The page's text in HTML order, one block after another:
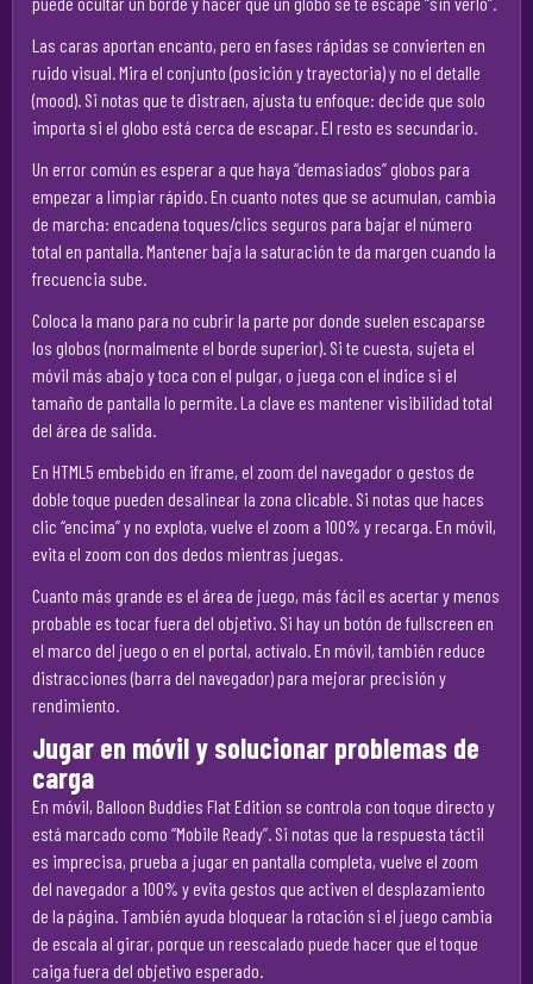
Las caras aportan encanto, pero en fases rápidas se convierten en
ruido visual. Mira el conjunto (posición y trayectoria) y no el detalle
(mood). Si notas que te distraen, ajusta tu enfoque: decide que solo
importa si el globo está cerca de escapar. El resto es secundario.
Un error común es esperar a que haya “demasiados” globos para
empezar a limpiar rápido. En cuanto notes que se acumulan, cambia
de marcha: encadena toques/clics seguros para bajar el número
total en pantalla. Mantener baja la saturación te da margen cuando la
frecuencia sube.
Coloca la mano para no cubrir la parte por donde suelen escaparse
los globos (normalmente el borde superior). Si te cuesta, sujeta el
móvil más abajo y toca con el pulgar, o juega con el índice si el
tamaño de pantalla lo permite. La clave es mantener visibilidad total
del área de salida.
En HTML5 embebido en iframe, el zoom del navegador o gestos de
doble toque pueden desalinear la zona clicable. Si notas que haces
clic “encima” y no explota, vuelve el zoom a 100% y recarga. En móvil,
evita el zoom con dos dedos mientras juegas.
Cuanto más grande es el área de juego, más fácil es acertar y menos
probable es tocar fuera del objetivo. Si hay un botón de fullscreen en
el marco del juego o en el portal, actívalo. En móvil, también reduce
distracciones (barra del navegador) para mejorar precisión y
rendimiento.
Jugar en móvil y solucionar problemas de
carga
En móvil, Balloon Buddies Flat Edition se controla con toque directo y
está marcado como “Mobile Ready”. Si notas que la respuesta táctil
es imprecisa, prueba a jugar en pantalla completa, vuelve el zoom
del navegador a 100% y evita gestos que activen el desplazamiento
de la página. También ayuda bloquear la rotación si el juego cambia
de escala al girar, porque un reescalado puede hacer que el toque
caiga fuera del objetivo esperado.